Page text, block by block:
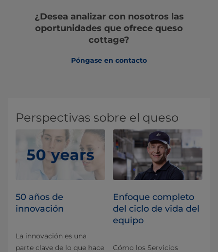
¿Desea analizar con nosotros las
oportunidades que ofrece queso
cottage?
Póngase en contacto
Perspectivas sobre el queso
50 años de
innovación
La innovación es una
parte clave de lo que hace
Enfoque completo
del ciclo de vida del
equipo
Cómo los Servicios